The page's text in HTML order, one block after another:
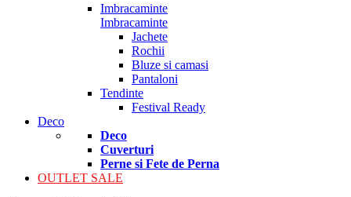
Imbracaminte
Imbracaminte
Jachete
Rochii
Bluze si camasi
Pantaloni
Tendinte
Festival Ready
Deco
Deco
Cuverturi
Perne si Fete de Perna
OUTLET SALE